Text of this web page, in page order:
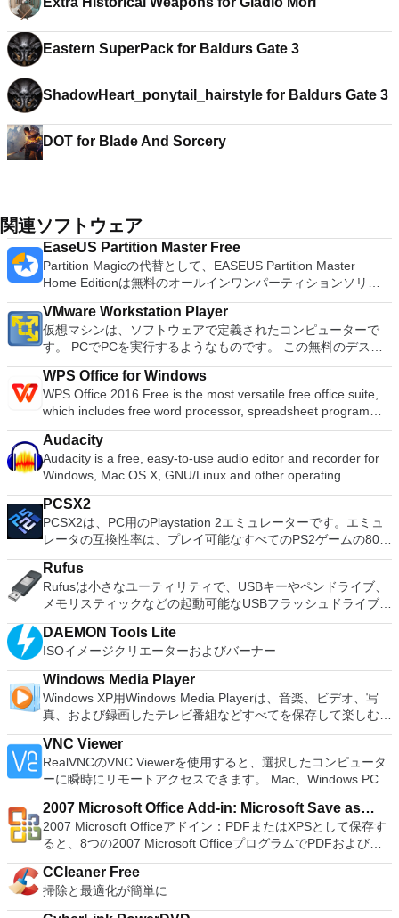
Eastern SuperPack for Baldurs Gate 3
ShadowHeart_ponytail_hairstyle for Baldurs Gate 3
DOT for Blade And Sorcery
関連ソフトウェア
EaseUS Partition Master Free
Partition Magicの代替として、EASEUS Partition Master
Home Editionは無料のオールインワンパーティションソリュ
ーションおよびディスク管理ユーティリティです。パーティシ
ョンの拡張（特にシステムドライブ用）、ディスク領域の管
理、MBRおよびGUIDパーティションテーブル（GPT）ディス
クのディスク領域不足の問題の解決を可能にします。 パーテ
ィションのサイズ変更/移動システムドライブを拡張するディ
スクとパーティションをコピーパーティションをマージ分割パ
ーティション空き領域を再分配するダイナミックディスクの変
換パーティションを回復する
VMware Workstation Player
仮想マシンは、ソフトウェアで定義されたコンピューターで
す。 PCでPCを実行するようなものです。 この無料のデスク
トップ仮想化ソフトウェアアプリケーションにより、VMware
Workstation、VMware Fusion、VMware Server、または
VMware ESXで作成された仮想マシンを簡単に操作できます。
主な機能は次のとおりです。 1台のPCで複数のオペレーティ
ングシステムを同時に実行します。 インストールや構成の問
題なしに、事前構成された製品の利点を体験してください。
ホストコンピューターと仮想マシン間でデータを共有します。
32ビットと64ビットの両方の仮想マシンを実行します。 2-
way Virtual SMPを活用します。 サードパーティの仮想マシン
とイメージを使用します。 ホストコンピューターと仮想マシ
ン間でデータを共有します。 幅広いホストおよびゲストオペ
レーティングシステムのサポート。 USB 2.0デバイスのサポー
ト。 起動時にアプライアンス情報を取得します。 直感的なホ
ームページインターフェイスを介して仮想マシンに簡単にアク
セスできます。 VMware Playerは、Microsoft Virtual Server仮
います。
WPS Office for Windows
WPS Office 2016 Free is the most versatile free office suite,
which includes free word processor, spreadsheet program
and presentation maker. With these three programs you will
easily be able to deal with any office related tasks. WPS
Office 2016 Free has multiple language support for English,
French, German, Spanish, Portuguese,Russian and Polish
languages. To switch between languages requires only a
single click! Despite being a free suite, WPS Office comes
with many innovative features, such as the paragraph
adjustment tool and multiple tabbed feature. It also has a PDF
converter, spell check and word count feature. WPS Office
2016 Personal Edition supports switching language UI,File
Roaming and Docer online templates. Key features include:
Writer Efficient word processor. Presentation Multimedia
presentations creator. Spreadsheets Powerful tool for data
processing and analysis. 100% compatible with MS Office
free document templates. Built-in PDF reader. Mobile device
support (iOS and Android). WPS Cloud Storage included.
Although it is a free suite, WPS Office 2016 Free comes with
many innovative features, including a useful a paragraph
adjustment tool int he Writer program. It has an Office to PDF
converter, automatic spell checking and word count features.
It also has some neat tools such as the Watermark in
document, and converting PowerPoint to Word document
support. Overall, WPS Office 2016 Free is a good alternative
to Microsoft's offering. The Writer program is a versatile word
processor; the Presentation program is an easy to use and
effective slide show maker that helps you to create impressive
multimedia presentations; and the Spreadsheets program is
Audacity
Audacity is a free, easy-to-use audio editor and recorder for
Windows, Mac OS X, GNU/Linux and other operating
systems. You can use Audacity to: Record live audio. Convert
tapes and records into digital recordings or CDs. Edit Ogg
Vorbis, MP3, WAV or AIFF sound files. Cut, copy, splice or mix
sounds together. Change the speed or pitch of a recording.
Add new effects with LADSPA plug-ins. And more!
PCSX2
PCSX2は、PC用のPlaystation 2エミュレーターです。エミュ
レータの互換性率は、プレイ可能なすべてのPS2ゲームの80％
以上を誇っています。かなり強力なコンピューターを所有して
いる場合、PCSX2は優れたエミュレーターです。また、この
アプリケーションはローエンドコンピューターのサポートも提
供するため、Playstation 2コンソールのすべての所有者は、
PCで動作するゲームを見ることができます。 PCSX2エミュレ
ーターを使用すると、PS2コントローラーを使用して、本物の
プレイステーション体験をシミュレートできます。このアプリ
ケーションでは、ディスクからゲームを直接実行することも、
ハードドライブからISOイメージとして実行することもできま
す。 主な機能は次のとおりです。 Savestates：ボタンを1つ
押すだけで、ゲームの現在の「状態」を保存できます。 無制
限のメモリーカード：好きなだけメモリーカードを保存でき、
8MBから64MBまでの単一の物理カードに制限されなくなりま
した。 高解像度グラフィックス：PCSX2を使用すると、
て、PCSX2 PS2エミュレーターの機能は優れています。 PS2
ゲームを高い精度でエミュレートでき、Windowsとエミュレ
ーターを切り替えることができます。欠点は、高速ゲームに苦
労し、時々フリーズまたはクラッシュすることです。* PCSX2
を使用するには、コンソールから抽出できるPlaystation 2
BIOSが必要です。
Rufus
Rufusは小さなユーティリティで、USBキーやペンドライブ、
メモリスティックなどの起動可能なUSBフラッシュドライブを
フォーマットおよび作成できます。 Rufusは、次のシナリオで
役立ちます。 Windows、Linux、およびUEFI用の起動可能な
ISOからUSBインストールメディアを作成する必要がある場
合。 OSがインストールされていないシステムで作業する必要
がある場合。 BIOSまたはその他のファームウェアをDOSから
フラッシュする必要がある場合。 低レベルのユーティリティ
を実行する必要がある場合。 Rufusは次の* ISOで動作しま
す：Arch Linux、Archbang、BartPE / pebuilder、CentOS、
Damn Small Linux、Fedora、FreeDOS、Gentoo、
gNewSense、Hiren&#39;s Boot CD、LiveXP、Knoppix、
Kubuntu、Linux Mint、NT Password Registry Editor、
OpenSUSE、Parted Magic、Slackware、Tails、Trinity
Rescue Kit、Ubuntu、Ultimate Boot CD、Windows XP（SP2
以降）、Windows Server 2003 R2、Windows Vista、
ん。 サポートされている言語は次のとおりです。インドネシ
ア語、マレーシア語、セシュティナ、ダンスク、ドイツ語、英
語、スペイン語、フランス語、フルバツキー、イタリア語、ラ
DAEMON Tools Lite
ISOイメージクリエーターおよびバーナー
Windows Media Player
Windows XP用Windows Media Playerは、音楽、ビデオ、写
真、および録画したテレビ番組などすべてを保存して楽しむ最
適な機能を搭載しています。 再生、表示、外出先で楽しむた
めのポータブル デバイスとの同期、さらには家中のデバイス
との共有も、すべて1か所で行えます。 シンプルなデザイン -
まったく新しい外観でデジタル エンターテイメントを楽しめ
ます。 大好きな音楽をより多く - デジタル音楽体験がさらに
楽しくなります。 エンターテイメントをすべて1つの場所に -
音楽、ビデオ、写真、録画したテレビ番組をすべて保存して楽
しめます。 どこでも楽しめる - どこにいても音楽、ビデオ、
写真にアクセスできます。
VNC Viewer
RealVNCのVNC Viewerを使用すると、選択したコンピュータ
ーに瞬時にリモートアクセスできます。 Mac、Windows PC、
またはLinuxマシン、世界中のどこからでも。 VNC Viewerを
使用すると、コンピューターのデスクトップを表示したり、コ
ンピューターの前に直接座っているかのようにマウスとキーボ
ードを制御したりできます。 VNC Viewerは、インストールと
使用が簡単です。制御したいデバイスでインストーラーを実行
し、指示に従ってください。オプションで、Windowsでのリ
モート展開に使用可能なMSIがあります。デスクトッププラッ
トフォームにVNC Viewerをインストールする権限がない場合
2007 Microsoft Office Add-in: Microsoft Save as
PDF or XPS
2007 Microsoft Officeアドイン：PDFまたはXPSとして保存す
ると、8つの2007 Microsoft OfficeプログラムでPDFおよび
XPS形式にエクスポートして保存できます。このツールを使用
すると、これらのプログラムのサブセットでPDF形式および
XPS形式の電子メール添付ファイルとして送信することもでき
ます（特定の機能はプログラムによって異なります）。 この
CCleaner Free
掃除と最適化が簡単に